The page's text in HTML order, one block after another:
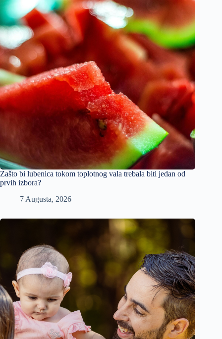
Zašto bi lubenica tokom toplotnog vala trebala biti jedan od
prvih izbora?
7 Augusta, 2026